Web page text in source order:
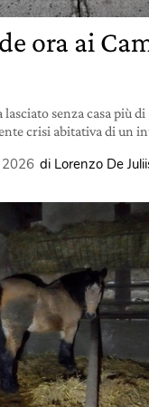
ora ai
lasciato senza casa più
crisi abitativa di un
di Lorenzo De